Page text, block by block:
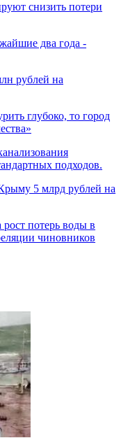
снизить потери
два года -
рублей на
глубоко, то город
подходов.
5 млрд рублей на
потерь воды в
чиновников